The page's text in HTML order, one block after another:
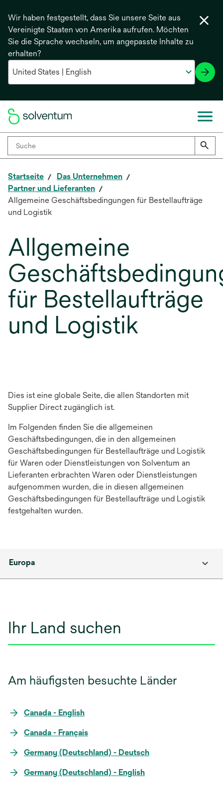
Wir haben festgestellt, dass Sie unsere Seite aus
Vereinigte Staaten von Amerika aufrufen. Möchten
Sie die Sprache wechseln, um angepasste Inhalte zu
erhalten?
Startseite
Das Unternehmen
Partner und Lieferanten
Allgemeine Geschäftsbedingungen für Bestellaufträge
und Logistik
Allgemeine
für Bestellaufträge
und Logistik
Dies ist eine globale Seite, die allen Standorten mit
Supplier Direct zugänglich ist.
Im Folgenden finden Sie die allgemeinen
Geschäftsbedingungen, die in den allgemeinen
Geschäftsbedingungen für Bestellaufträge und Logistik
für Waren oder Dienstleistungen von Solventum an
Lieferanten erbrachten Waren oder Dienstleistungen
aufgenommen wurden, die in diesen allgemeinen
Geschäftsbedingungen für Bestellaufträge und Logistik
festgehalten wurden.
Europa
Ihr Land suchen
Am häufigsten besuchte Länder
Canada - English
Canada - Français
Germany (Deutschland) - Deutsch
Germany (Deutschland) - English